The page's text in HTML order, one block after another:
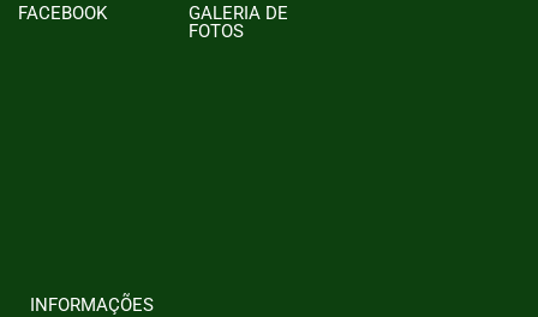
FACEBOOK
GALERIA DE
FOTOS
INFORMAÇÕES